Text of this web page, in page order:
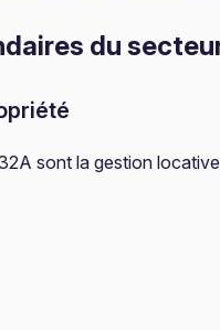
du
sont la gestion